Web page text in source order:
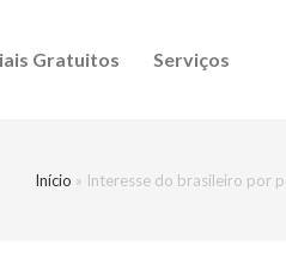
Gratuitos Serviços
Início » Interesse do brasileiro por